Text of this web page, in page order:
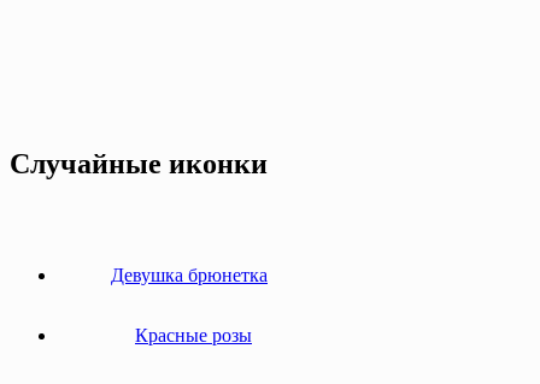
Случайные иконки
Девушка брюнетка
Красные розы